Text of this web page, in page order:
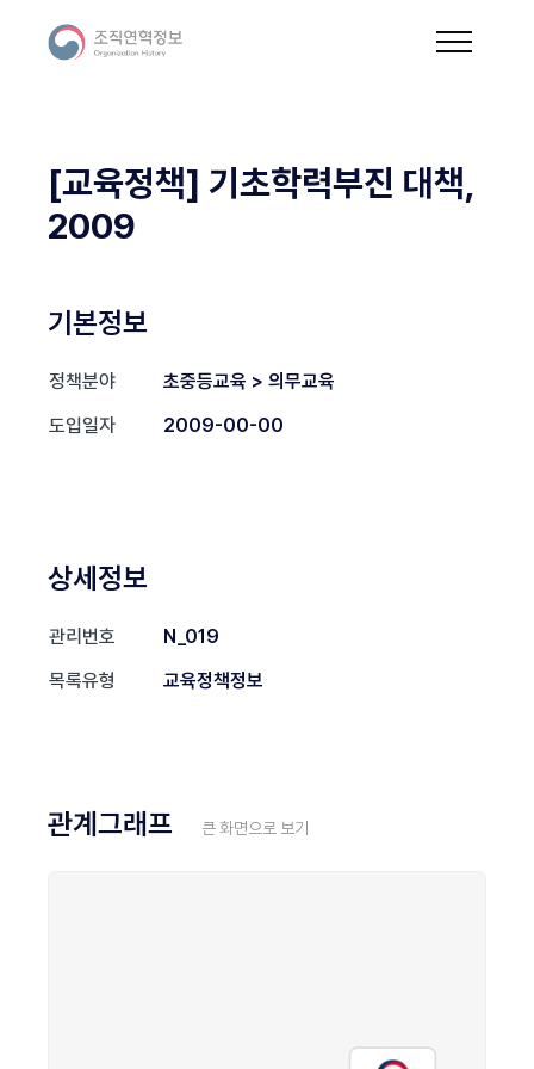
[교육정책] 기초학력부진 대책,
2009
기본정보
정책분야
초중등교육 > 의무교육
도입일자
2009-00-00
상세정보
관리번호
N_019
목록유형
교육정책정보
관계그래프 큰 화면으로 보기